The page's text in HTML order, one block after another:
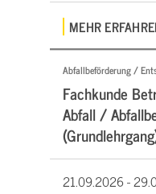
MEHR
Abfallbeförderung /
Fachkunde
Abfall /
21.09.2026 -